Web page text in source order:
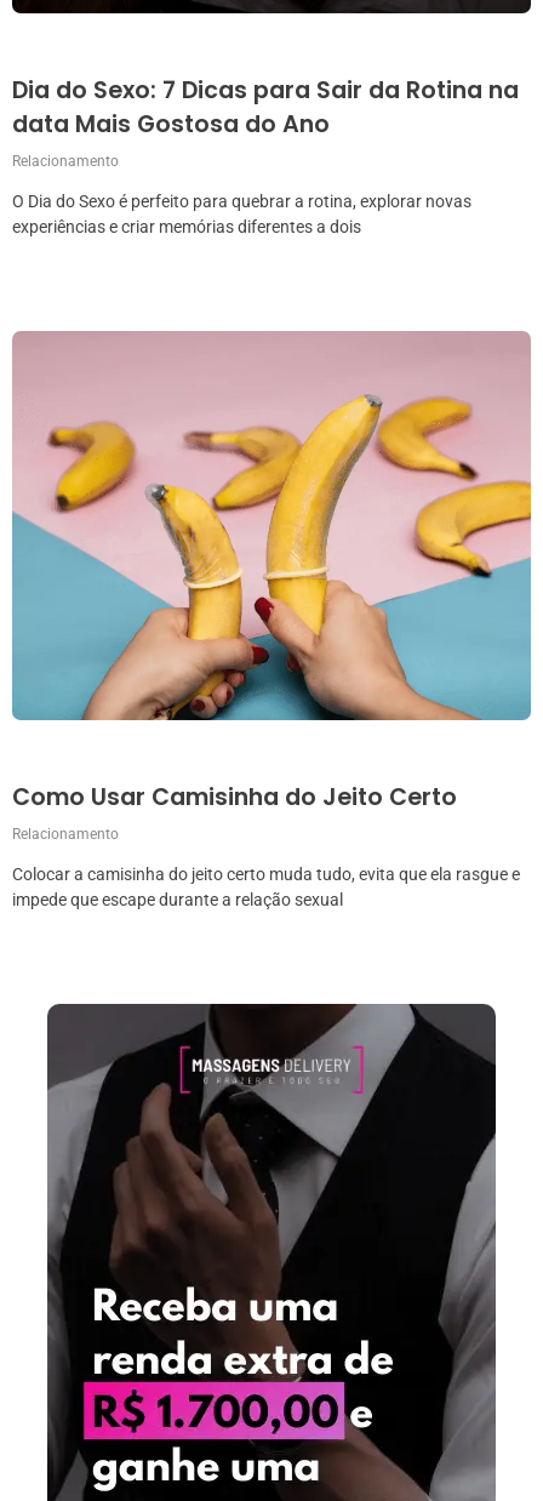
Dia do Sexo: 7 Dicas para Sair da Rotina na
data Mais Gostosa do Ano
Relacionamento
O Dia do Sexo é perfeito para quebrar a rotina, explorar novas
experiências e criar memórias diferentes a dois
Como Usar Camisinha do Jeito Certo
Relacionamento
Colocar a camisinha do jeito certo muda tudo, evita que ela rasgue e
impede que escape durante a relação sexual